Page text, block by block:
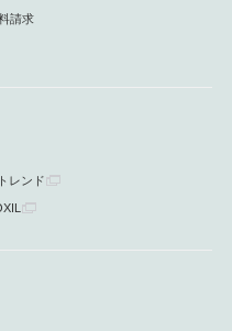
請求
レンド